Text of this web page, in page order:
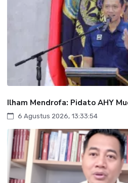
Ilham Mendrofa: Pidato AHY
6 Agustus 2026, 13:33:54